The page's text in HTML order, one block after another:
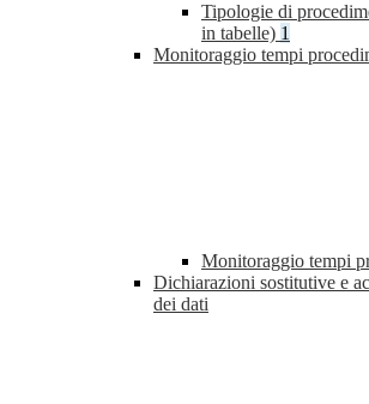
Tipologie di
in tabelle) 1
Monitoraggio tempi
Monitoraggio tempi
Dichiarazioni sostitutive e
dei dati